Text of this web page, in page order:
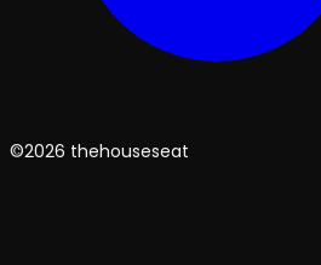
©2026 thehouseseat